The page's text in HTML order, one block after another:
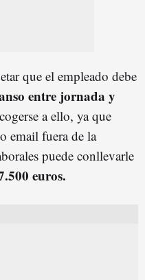
que el empleado debe
entre jornada y
a ello, ya que
email fuera de la
puede conllevarle
euros.